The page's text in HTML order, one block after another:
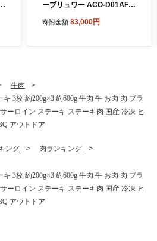
ーブリュワー ACO-D01AF A
琲 コーヒー ドリップコーヒ
寄附金額 83,000円
牛肉
3枚 約200g×3 約600g 牛肉 牛 お肉 肉 ブラ
ーロイン ステーキ ステーキ肉 国産 冷凍 ヒ
アウトドア
ング
肉ランキング
3枚 約200g×3 約600g 牛肉 牛 お肉 肉 ブラ
ーロイン ステーキ ステーキ肉 国産 冷凍 ヒ
アウトドア